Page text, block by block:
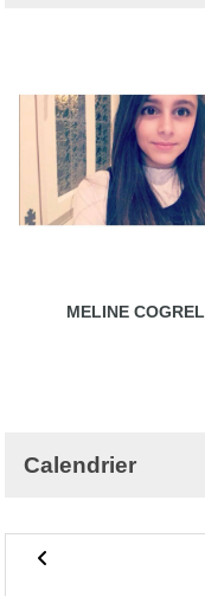
MELINE COGREL
Calendrier